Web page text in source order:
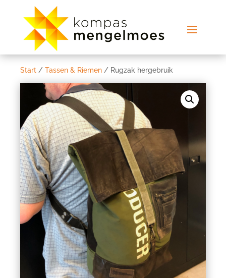
Start / Tassen & Riemen / Rugzak hergebruik